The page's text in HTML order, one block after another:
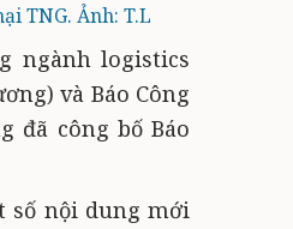
TNG. Ảnh: T.L
ngành logistics
và Báo Công
đã công bố Báo
số nội dung mới